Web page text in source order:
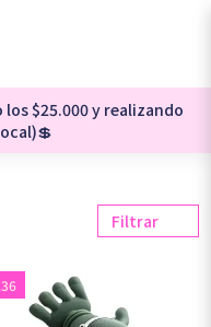
$25.000 y realizando
Filtrar